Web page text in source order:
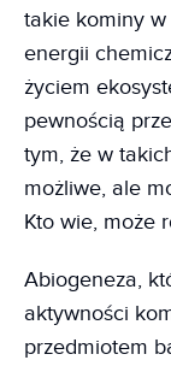
takie kominy w
energii
życiem
pewnością
tym, że w
możliwe, ale
Kto wie, może
Abiogeneza,
aktywności
przedmiotem